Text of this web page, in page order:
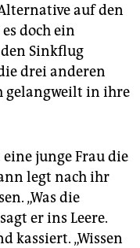
auf den
doch ein
Sinkflug
drei anderen
gelangweilt in ihre
junge Frau die
legt nach ihr
„Was die
er ins Leere.
kassiert. „Wissen